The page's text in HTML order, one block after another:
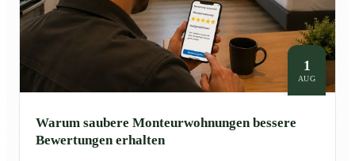
1
AUG
Warum saubere Monteurwohnungen bessere
Bewertungen erhalten